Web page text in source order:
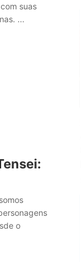
suas
...
o